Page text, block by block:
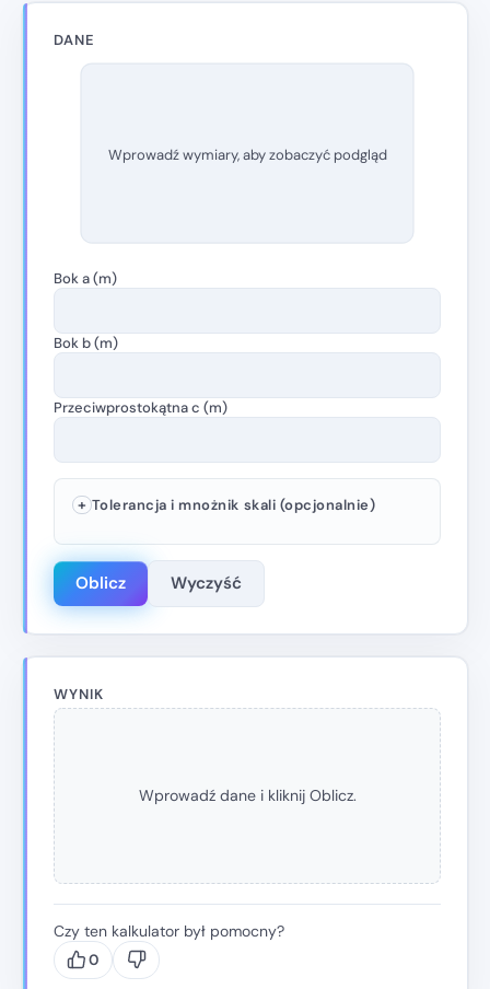
DANE
Wprowadź wymiary, aby zobaczyć podgląd
Bok a (m)
Bok b (m)
Przeciwprostokątna c (m)
Tolerancja i mnożnik skali (opcjonalnie)
Oblicz Wyczyść
WYNIK
Wprowadź dane i kliknij Oblicz.
Czy ten kalkulator był pomocny?
0